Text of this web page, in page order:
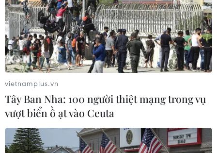
Theo dõi VietnamPlus
TIN LIÊN QUAN
vietnamplus.vn
Tây Ban Nha: 100 người thiệt mạng trong vụ
vượt biển ồ ạt vào Ceuta